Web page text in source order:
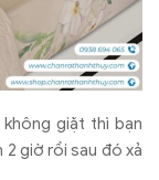
giặt thì bạn
2 giờ rồi sau đó xả